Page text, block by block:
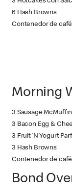
6 Hash Browns
Contenedor de
Morning
3 Sausage McMuffin
3 Bacon Egg &
3 Fruit ‘N Yogurt
3 Hash Browns
Contenedor de
Bond